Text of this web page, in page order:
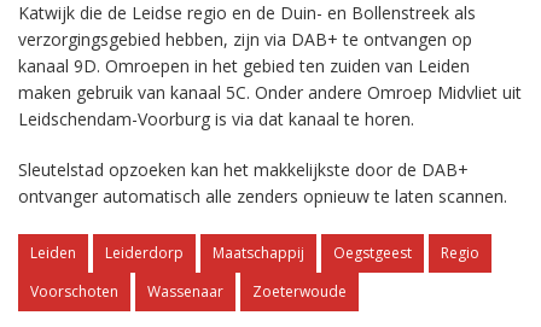
Katwijk die de Leidse regio en de Duin- en Bollenstreek als
verzorgingsgebied hebben, zijn via DAB+ te ontvangen op
kanaal 9D. Omroepen in het gebied ten zuiden van Leiden
maken gebruik van kanaal 5C. Onder andere Omroep Midvliet uit
Leidschendam-Voorburg is via dat kanaal te horen.
Sleutelstad opzoeken kan het makkelijkste door de DAB+
ontvanger automatisch alle zenders opnieuw te laten scannen.
Leiden Leiderdorp Maatschappij Oegstgeest
Regio
Voorschoten
Wassenaar Zoeterwoude